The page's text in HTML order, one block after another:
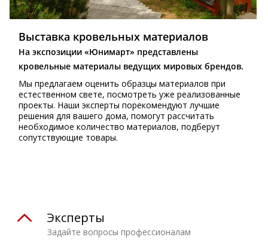
Выставка кровельных материалов
На экспозиции «Юнимарт» представлены
кровельные материалы ведущих мировых брендов.
Мы предлагаем оценить образцы материалов при
естественном свете, посмотреть уже реализованные
проекты. Наши эксперты порекомендуют лучшие
решения для вашего дома, помогут рассчитать
необходимое количество материалов, подберут
сопутствующие товары.
Задайте вопросы профессионалам
Эксперты